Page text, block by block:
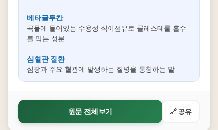
베타글루칸
곡물에 들어있는 수용성 식이섬유로 콜레스테롤 흡수
를 막는 성분
심혈관 질환
심장과 주요 혈관에 발생하는 질병을 통칭하는 말
원문 전체보기 🔗 공유